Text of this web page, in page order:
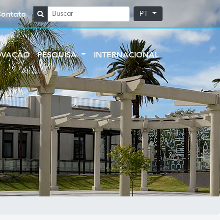
PT
PESQUISA INTERNACIONAL